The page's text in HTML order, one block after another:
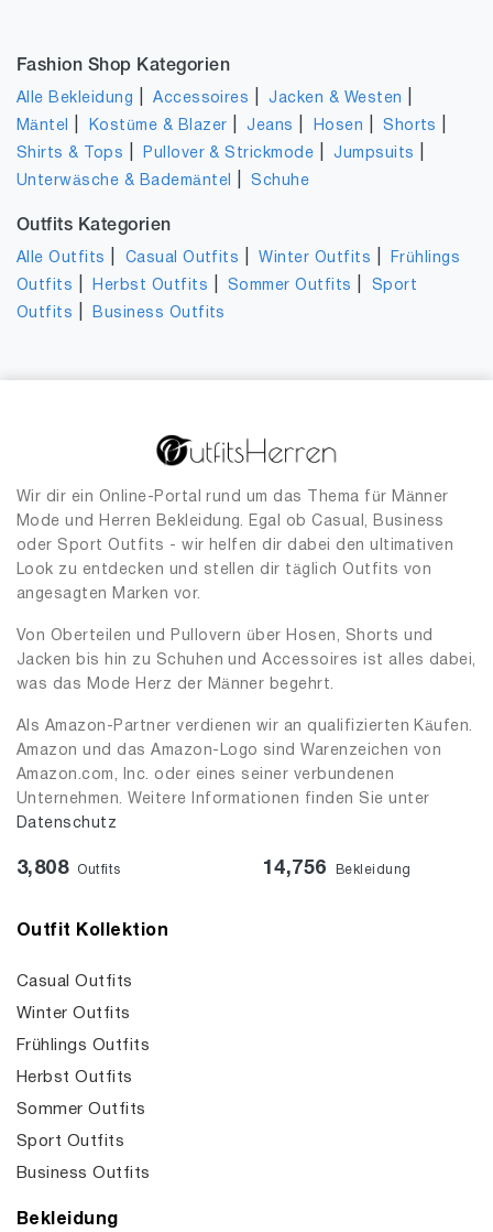
Fashion Shop Kategorien
Alle Bekleidung |Accessoires |Jacken & Westen
Mäntel Kostüme & Blazer |Jeans Hosen |Shorts
Shirts & Tops Pullover & Strickmode |Jumpsuits
Unterwäsche & Bademäntel |Schuhe
Outfits Kategorien
Alle Outfits Casual Outfits |Winter Outfits
Frühlings
Outfits
Herbst Outfits Sommer Outfits
Sport
Outfits
Business Outfits
Wir dir ein Online-Portal rund um das Thema für Männer
Mode und Herren Bekleidung. Egal ob Casual, Business
oder Sport Outfits - wir helfen dir dabei den ultimativen
Look zu entdecken und stellen dir täglich Outfits von
angesagten Marken vor.
Von Oberteilen und Pullovern über Hosen, Shorts und
Jacken bis hin zu Schuhen und Accessoires ist alles dabei,
was das Mode Herz der Männer begehrt.
Als Amazon-Partner verdienen wir an qualifizierten Käufen.
Amazon und das Amazon-Logo sind Warenzeichen von
Amazon.com, Inc. oder eines seiner verbundenen
Unternehmen. Weitere Informationen finden Sie unter
Datenschutz
3,808 Outfits 14,756 Bekleidung
Outfit Kollektion
Casual Outfits
Winter Outfits
Frühlings Outfits
Herbst Outfits
Sommer Outfits
Sport Outfits
Business Outfits
Bekleidung